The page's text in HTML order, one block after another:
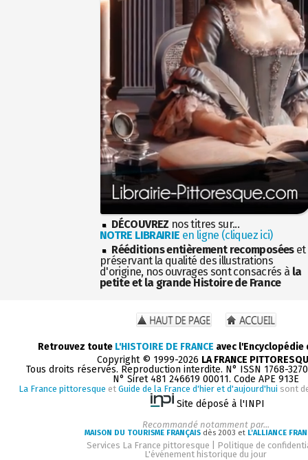
DÉCOUVREZ nos titres sur...
NOTRE LIBRAIRIE en ligne (cliquez ici)
Rééditions entièrement recomposéeset
préservant la qualité des illustrations
d'origine, nos ouvrages sont consacrés à la
petite et la grande Histoire de France
Retrouvez toute L'HISTOIRE DE FRANCE avec
Copyright © 1999-2026 LA FRANCE
Tous droits réservés. Reproduction interdite. N° ISSN 1768-
N° Siret 481 246619 00011. Code APE 913E
La France pittoresque et Guide de la France d'hier et d'aujourd'hui sont
Site déposé à l'INPI
Recommandé notamment par...
MAISON DU TOURISME FRANÇAIS dès 2003 et L'ALLIANCE
Services La France pittoresque
Politique de
L'événement historique du jour